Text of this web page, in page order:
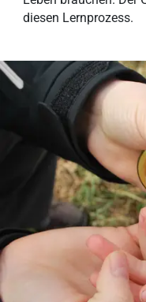
diesen Lernprozess.